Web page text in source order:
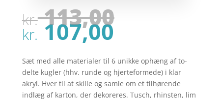
kr.113,00Den
var:
kr.
kr.107,00Den
pris
er:
kr.
Sæt med alle materialer til 6 unikke ophæng af to-
delte kugler (hhv. runde og hjerteformede) i klar
akryl. Hver til at skille og samle om et tilhørende
indlæg af karton, der dekoreres. Tusch, rhinsten, lim